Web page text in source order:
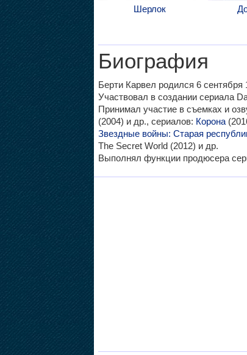
Шерлок
Биография
Берти Карвел родился 6 сентября
Участвовал в создании сериала
Принимал участие в съемках и
(2004) и др., сериалов: Корона
Звездные войны: Старая
The Secret World (2012) и др.
Выполнял функции продюсера